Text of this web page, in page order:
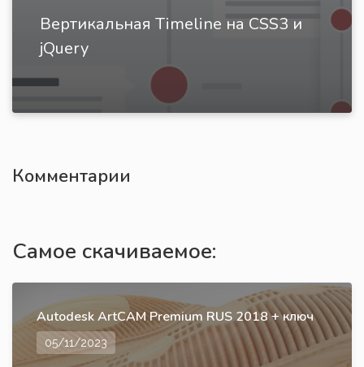
Вертикальная Timeline на CSS3 и
jQuery
Комментарии
Самое скачиваемое:
Autodesk ArtCAM Premium RUS 2018 + ключ
05/11/2023